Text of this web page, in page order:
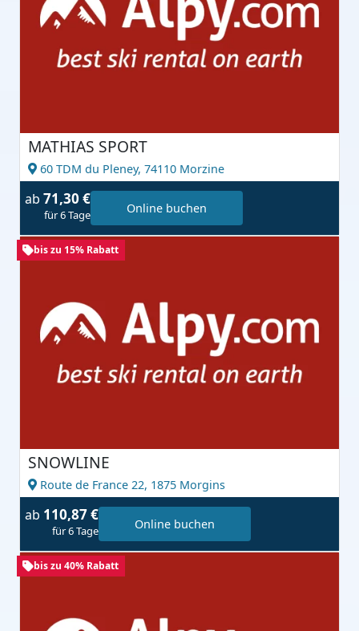
MATHIAS SPORT
60 TDM du Pleney, 74110 Morzine
ab 71,30 €
für 6 Tage Online buchen
bis zu 15% Rabatt
SNOWLINE
Route de France 22, 1875 Morgins
ab 110,87 €
für 6 Tage Online buchen
bis zu 40% Rabatt